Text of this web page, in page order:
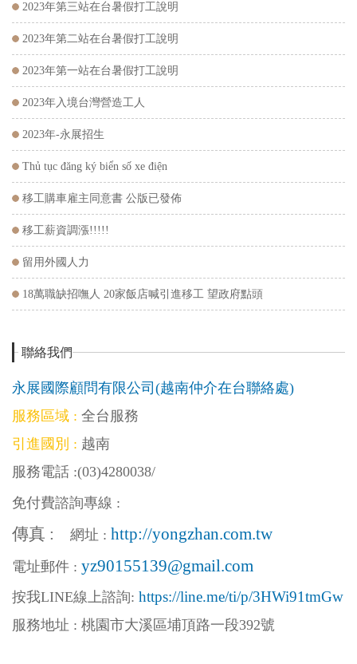
2023年第三站在台暑假打工說明
2023年第二站在台暑假打工說明
2023年第一站在台暑假打工說明
2023年入境台灣營造工人
2023年-永展招生
Thủ tục đăng ký biển số xe điện
移工購車雇主同意書 公版已發佈
移工薪資調漲!!!!!
留用外國人力
18萬職缺招嘸人 20家飯店喊引進移工 望政府點頭
聯絡我們
永展國際顧問有限公司(越南仲介在台聯絡處)
服務區域 : 全台服務
引進國別 : 越南
服務電話 :(03)4280038/
免付費諮詢專線 :
傳真 : 網址 : http://yongzhan.com.tw
電址郵件 : yz90155139@gmail.com
按我LINE線上諮詢: https://line.me/ti/p/3HWi91tmGw
服務地址 : 桃園市大溪區埔頂路一段392號